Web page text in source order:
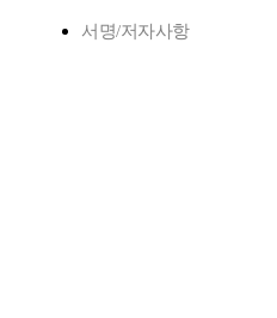
서명/저자사항